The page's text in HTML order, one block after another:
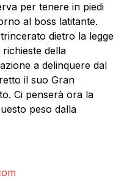
per tenere in piedi
al boss latitante.
dietro la legge
della
a delinquere dal
il suo Gran
Ci penserà ora la
peso dalla